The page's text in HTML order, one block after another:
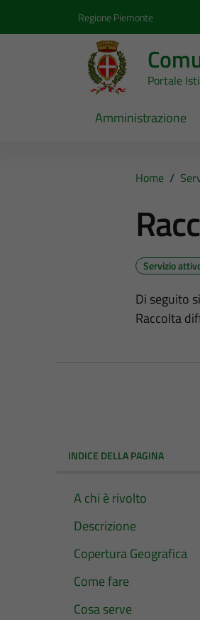
Regione Piemonte
Portale
Amministrazione
Home /
Servizio
Di seguito
Raccolta
INDICE DELLA PAGINA
A chi è rivolto
Descrizione
Copertura Geografica
Come fare
Cosa serve